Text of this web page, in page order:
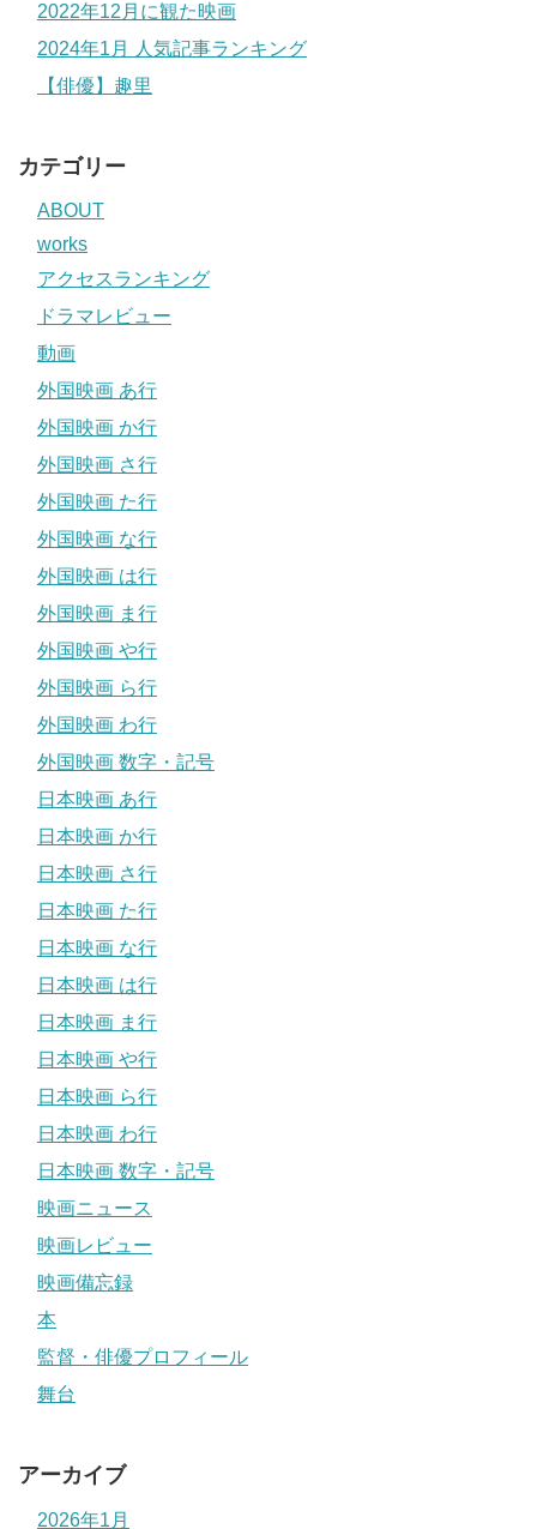
2022年12月に観た映画
2024年1月 人気記事ランキング
【俳優】趣里
カテゴリー
ABOUT
works
アクセスランキング
ドラマレビュー
動画
外国映画 あ行
外国映画 か行
外国映画 さ行
外国映画 た行
外国映画 な行
外国映画 は行
外国映画 ま行
外国映画 や行
外国映画 ら行
外国映画 わ行
外国映画 数字・記号
日本映画 あ行
日本映画 か行
日本映画 さ行
日本映画 た行
日本映画 な行
日本映画 は行
日本映画 ま行
日本映画 や行
日本映画 ら行
日本映画 わ行
日本映画 数字・記号
映画ニュース
映画レビュー
映画備忘録
本
監督・俳優プロフィール
舞台
アーカイブ
2026年1月